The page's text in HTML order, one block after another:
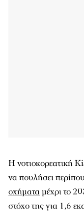
Η νοτιοκορεατική
να πουλήσει
οχήματαμέχρι το
στόχο της για 1,6